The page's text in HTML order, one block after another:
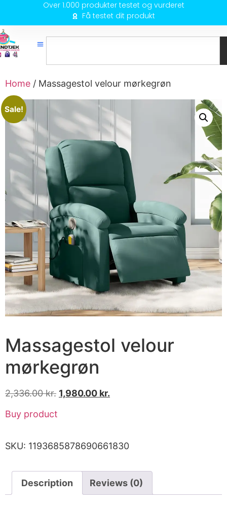
Over 1.000 produkter testet og vurderet
Få testet dit produkt
Home / Massagestol velour mørkegrøn
Sale!
Massagestol velour
mørkegrøn
2,336.00kr. 1,980.00 kr.
Buy product
SKU: 1193685878690661830
Description Reviews (0)